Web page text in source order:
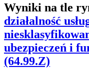
Wyniki na tle
działalność
ubezpieczeń i
(64.99.Z)